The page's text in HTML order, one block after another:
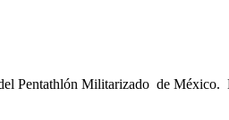
Pentathlón Militarizado de México.